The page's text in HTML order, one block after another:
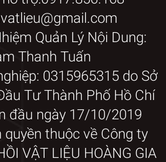
Quản Lý Nội Dung:
Thanh Tuấn
0315965315 do Sở
Tư Thành Phố Hồ Chí
đầu ngày 17/10/2019
thuộc về Công ty
VẬT LIỆU HOÀNG GIA